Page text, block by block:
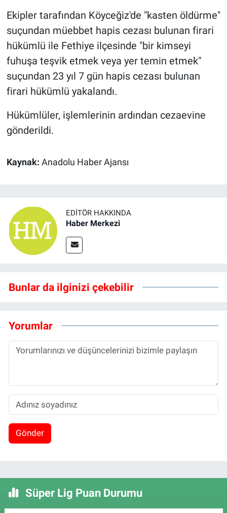
Ekipler tarafından Köyceğiz'de "kasten öldürme"
suçundan müebbet hapis cezası bulunan firari
hükümlü ile Fethiye ilçesinde "bir kimseyi
fuhuşa teşvik etmek veya yer temin etmek"
suçundan 23 yıl 7 gün hapis cezası bulunan
firari hükümlü yakalandı.
Hükümlüler, işlemlerinin ardından cezaevine
gönderildi.
Kaynak: Anadolu Haber Ajansı
EDITÖR HAKKINDA
Haber Merkezi
Bunlar da ilginizi çekebilir
Yorumlar
Gönder
Süper Lig Puan Durumu